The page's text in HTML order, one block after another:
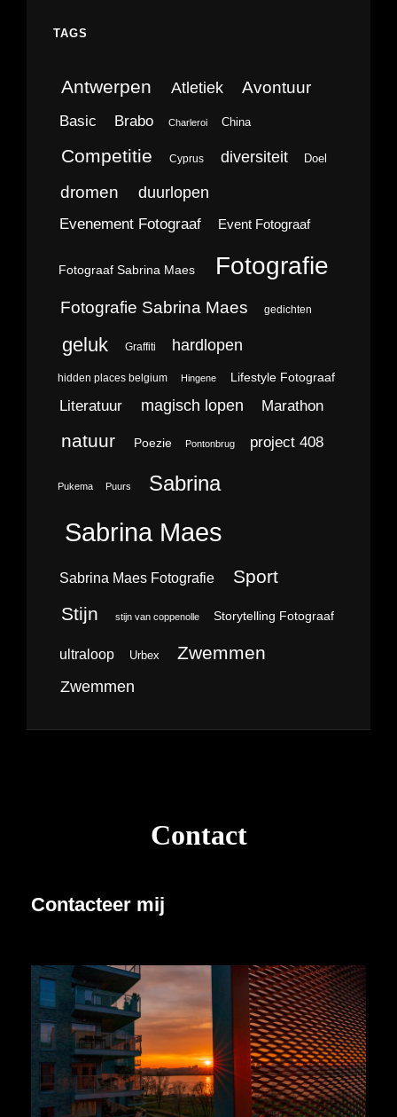
TAGS
Antwerpen Atletiek Avontuur
Basic Brabo Charleroi China
Competitie Cyprus diversiteit Doel
dromen duurlopen
Evenement Fotograaf Event Fotograaf
Fotograaf Sabrina Maes Fotografie
Fotografie Sabrina Maes gedichten
geluk Graffiti hardlopen
hidden places belgium Hingene Lifestyle Fotograaf
Literatuur magisch lopen Marathon
natuur Poezie Pontonbrug project 408
Pukema Puurs Sabrina
Sabrina Maes
Sabrina Maes Fotografie Sport
Stijn stijn van coppenolle Storytelling Fotograaf
ultraloop Urbex Zwemmen
Zwemmen
Contact
Contacteer mij